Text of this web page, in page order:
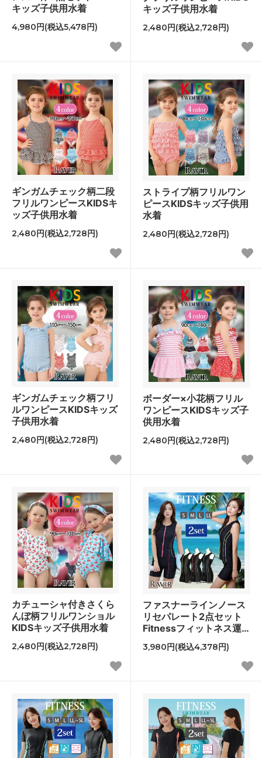
キッズ子供用水着
4,980円(税込5,478円)
キッズ子供用水着
2,480円(税込2,728円)
ギンガムチェック柄二段
フリルワンピースKIDSキ
ッズ子供用水着
2,480円(税込2,728円)
ストライプ柄フリルワン
ピースKIDSキッズ子供用
水着
2,480円(税込2,728円)
ギンガムチェック柄フリ
ルワンピースKIDSキッズ
子供用水着
2,480円(税込2,728円)
ボーダー×小花柄フリル
ワンピースKIDSキッズ子
供用水着
2,480円(税込2,728円)
カチューシャ付きさくら
んぼ柄フリルワンショル
KIDSキッズ子供用水着
2,480円(税込2,728円)
ファスナーラインノース
リセパレート2点セット
Fitnessフィットネス運
3,980円(税込4,378円)